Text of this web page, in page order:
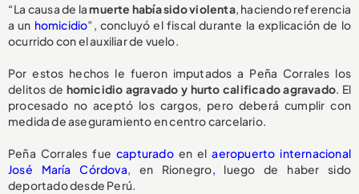
“La causa de lamuerte había sido violenta, haciendo referencia
a un homicidio”, concluyó el fiscal durante la explicación de lo
ocurrido con el auxiliar de vuelo.
Por estos hechos le fueron imputados a Peña Corrales los
delitos de homicidio agravado y hurto calificado agravado. El
procesado no aceptó los cargos, pero deberá cumplir con
medida de aseguramiento en centro carcelario.
Peña Corrales fue capturadoen elaeropuerto internacional
José María Córdova, en Rionegro, luego de haber sido
deportado desde Perú.